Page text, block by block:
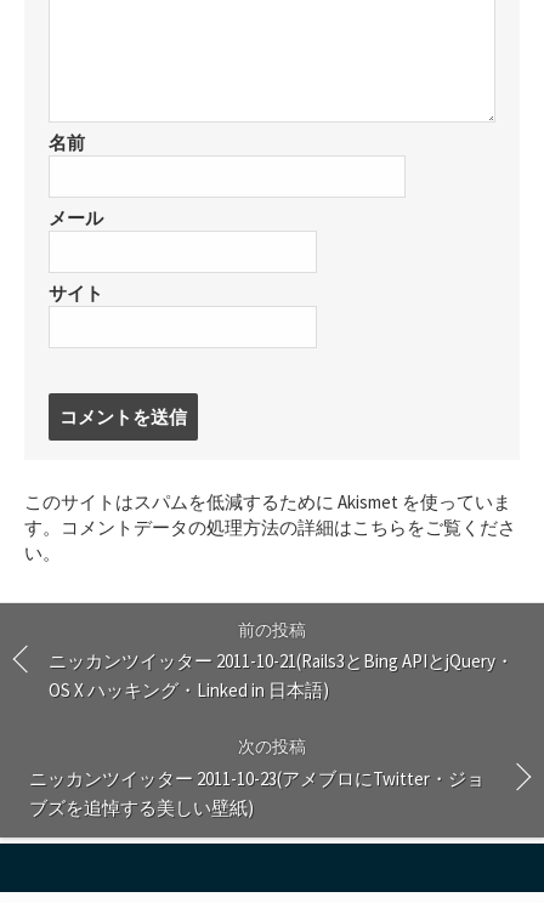
名前
メール
サイト
す
る
このサイトはスパムを低減するために Akismet を使っていま
す。
コメントデータの処理方法の詳細はこちらをご覧くださ
い。
前の投稿
ニッカンツイッター 2011-10-21(Rails3とBing APIとjQuery・
OS X ハッキング・Linked in 日本語)
次の投稿
ニッカンツイッター 2011-10-23(アメブロにTwitter・ジョ
ブズを追悼する美しい壁紙)